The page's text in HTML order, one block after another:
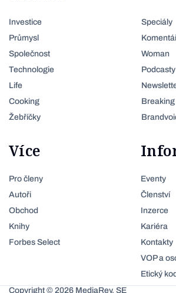
Investice
Průmysl
Společnost
Technologie
Life
Cooking
Žebříčky
Speciály
Woman
Podcasty
Více
Pro členy
Autoři
Obchod
Knihy
Forbes Select
Eventy
Členství
Inzerce
Kariéra
Kontakty
VOP a
Etický
Copyright © 2026 MediaRey, SE